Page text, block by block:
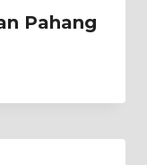
Pahang